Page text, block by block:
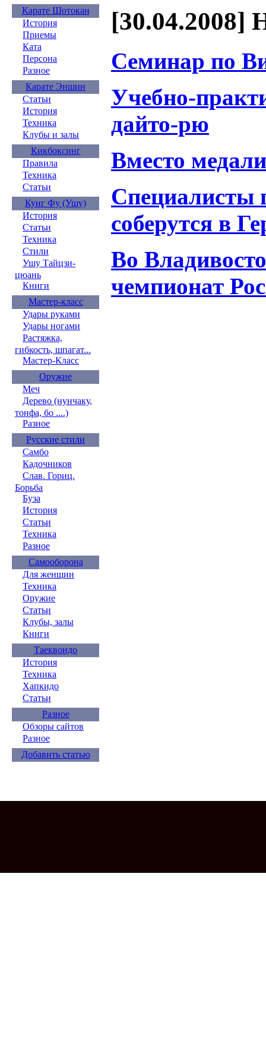
Карате Шотокан
История
Приемы
Ката
Персона
Разное
Карате Эншин
Статьи
История
Техника
Клубы и залы
Кикбоксинг
Правила
Техника
Статьи
Кунг Фу (Ушу)
История
Статьи
Техника
Стили
Ушу Тайцзи-
цюань
Книги
Мастер-класс
Удары руками
Удары ногами
Растяжка,
гибкость, шпагат...
Мастер-Класс
Оружие
Меч
Дерево (нунчаку,
тонфа, бо ....)
Разное
Русские стили
Самбо
Кадочников
Слав. Гориц.
Борьба
Буза
История
Статьи
Техника
Разное
Самооборона
Для женщин
Техника
Оружие
Статьи
Клубы, залы
Книги
Таеквондо
История
Техника
Хапкидо
Статьи
Разное
Обзоры сайтов
Разное
Добавить статью
[30.04.2008]
Семинар по
Учебно-
дайто-рю
Вместо
Специалисты
соберутся в
Во
чемпионат